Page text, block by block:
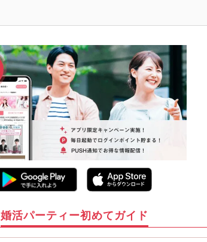
婚活パーティー初めてガイド